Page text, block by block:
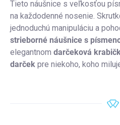
Tieto náušnice s veľkosťou
na každodenné nosenie.
jednoduchú manipuláciu a
strieborné náušnice s
elegantnom darčeková
darček pre niekoho, koho